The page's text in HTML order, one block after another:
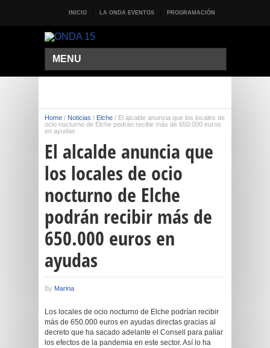
INICIO LA ONDA EVENTOS PROGRAMACIÓN
MENU
Home / Noticias / Elche / El alcalde anuncia que los locales de
ocio nocturno de Elche podrán recibir más de 650.000 euros
en ayudas
El alcalde anuncia que
los locales de ocio
nocturno de Elche
podrán recibir más de
650.000 euros en
ayudas
By Marina
Los locales de ocio nocturno de Elche podrían recibir
más de 650.000 euros en ayudas directas gracias al
decreto que ha sacado adelante el Consell para paliar
los efectos de la pandemia en este sector. Así lo ha